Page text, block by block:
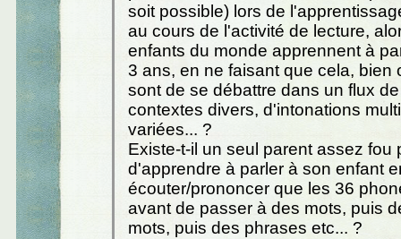
soit possible) lors de
au cours de l'activité de lecture,
enfants du monde apprennent à
3 ans, en ne faisant que cela, bien
sont de se débattre dans un flux
contextes divers, d'intonations
variées... ?
Existe-t-il un seul parent assez fou
d'apprendre à parler à son enfant
écouter/prononcer que les 36
avant de passer à des mots, puis
mots, puis des phrases etc... ?